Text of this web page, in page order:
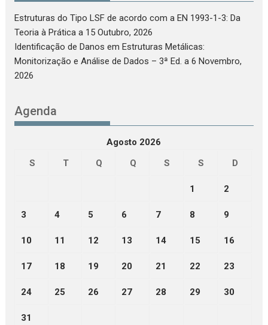
Estruturas do Tipo LSF de acordo com a EN 1993-1-3: Da
Teoria à Prática a 15 Outubro, 2026
Identificação de Danos em Estruturas Metálicas:
Monitorização e Análise de Dados – 3ª Ed. a 6 Novembro,
2026
Agenda
Agosto 2026
S
T Q Q S S D
1 2
3 4 5 6 7 8 9
10 11 12 13 14 15 16
17 18 19 20 21 22 23
24 25 26 27 28 29 30
31